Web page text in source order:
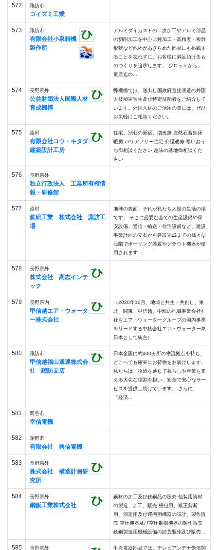
572 諏訪市
コイズミ工業
573 諏訪市
有限会社小泉精機
製作所
アルミダイカストの二次加工やアルミ部品
の切削加工を中心に難加工・高精度・複雑
形状など他社があきらめた部品にも挑戦す
ることを忘れずに、お客様に満足頂けるも
のづくりを追求します。 少ロットから、
量産迄の...
574 長野県外
公益財団法人国際人材
育成機構
弊機構では、送出し国政府直接派遣の外国
人技能実習生及び特定技能者をご紹介して
います。外国人材のご活用の際には、ぜひ
お気軽にご相談ください。
575 原村
有限会社コウ・キタダ
建築設計工房
住宅、別荘の新築、増改築 自然石蓄熱床
暖房 バリアフリー住宅 介護改修 寒いおう
ち御相談ください 趣味の基地御相談くだ
さい
576 長野県外
独立行政法人 工業所有権情
報・研修館
577 原村
鉱研工業 株式会社 諏訪工
場
地球の表面、それが私たち人類の生活の場
です。 そこに必要な全ての生産設備や保
安設備、通信・輸送・住宅設備など、建設
事業計画の立案から建設完成までの様々な
段階でボーリング装置やグラウト機器が使
用されます...
578 長野県外
株式会社 高志インテ
ック
579 長野県内
甲信越エア・ウォータ
ー株式会社
（2020年10月、地域と共生・共創し、東
北、関東、甲信越、中部の地域事業会社4
社をエア・ウォーターグループの国内事業
をリードする中核会社エア・ウォーター東
日本として統合）
580 諏訪市
甲信越福山通運株式会
社 諏訪支店
日本全国に約400ヵ所の物流拠点を持ち、
どこへでも確実にお荷物をお届けします。
私たちは、物流を通じて暮らしや産業を支
える大切な役割を担い、安全で安心なサー
ビスを提供し続けています。 さらに、
「経済...
581 岡谷市
幸信電機
582 茅野市
有限会社 興信電機
583 長野県外
株式会社 構造計画研
究所
584 長野県外
鋼鈑工業株式会社
鋼材の加工及び鉄鋼品の販売 包装用資材
の製造、加工、販売 梱包用、矯正剪断
用、測定用及び運搬用機器の設計、製作販
売 空圧機器及び空圧制御機器の製作販売
鉄鋼製造用機械設備の請負製作及び販売 ...
585 長野県外
甲府電器部品では、テレビアンテナ受信関